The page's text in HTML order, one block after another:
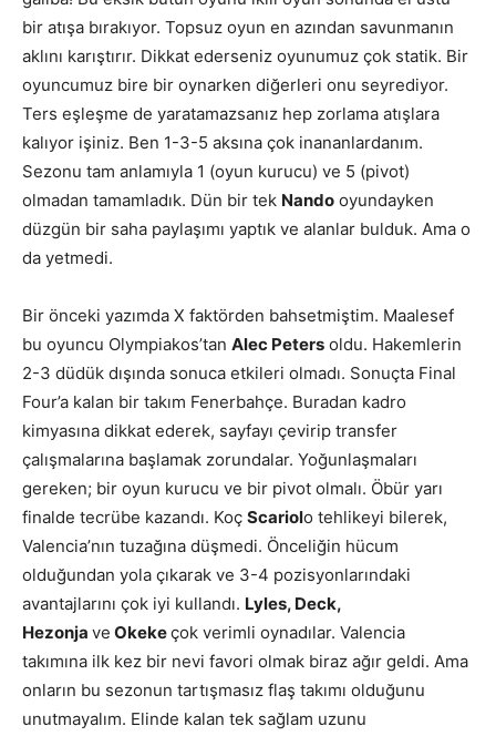
bir atışa bırakıyor. Topsuz oyun en azından savunmanın
aklını karıştırır. Dikkat ederseniz oyunumuz çok statik. Bir
oyuncumuz bire bir oynarken diğerleri onu seyrediyor.
Ters eşleşme de yaratamazsanız hep zorlama atışlara
kalıyor işiniz. Ben 1-3-5 aksına çok inananlardanım.
Sezonu tam anlamıyla 1 (oyun kurucu) ve 5 (pivot)
olmadan tamamladık. Dün bir tek Nando oyundayken
düzgün bir saha paylaşımı yaptık ve alanlar bulduk. Ama o
da yetmedi.
Bir önceki yazımda X faktörden bahsetmiştim. Maalesef
bu oyuncu Olympiakos’tan Alec Peters oldu. Hakemlerin
2-3 düdük dışında sonuca etkileri olmadı. Sonuçta Final
Four’a kalan bir takım Fenerbahçe. Buradan kadro
kimyasına dikkat ederek, sayfayı çevirip transfer
çalışmalarına başlamak zorundalar. Yoğunlaşmaları
gereken; bir oyun kurucu ve bir pivot olmalı. Öbür yarı
finalde tecrübe kazandı. Koç Scariolo tehlikeyi bilerek,
Valencia’nın tuzağına düşmedi. Önceliğin hücum
olduğundan yola çıkarak ve 3-4 pozisyonlarındaki
avantajlarını çok iyi kullandı. Lyles, Deck,
Hezonja ve Okekeçok verimli oynadılar. Valencia
takımına ilk kez bir nevi favori olmak biraz ağır geldi. Ama
onların bu sezonun tartışmasız flaş takımı olduğunu
unutmayalım. Elinde kalan tek sağlam uzunu